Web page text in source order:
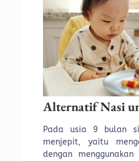
Alternatif Nasi
Pada usia 9 bulan
menjepit, yaitu
dengan